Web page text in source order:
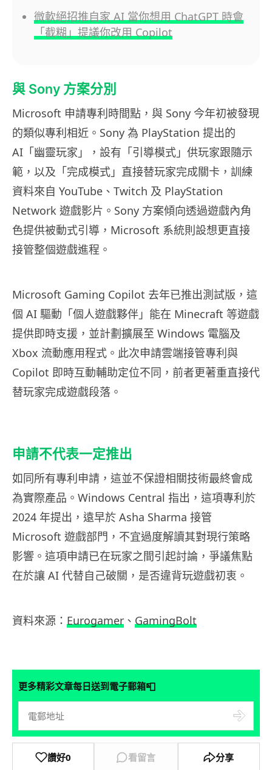
微軟絕招推自家 AI 當你想用 ChatGPT 時會
「截糊」提議你改用 Copilot
與 Sony 方案分別
Microsoft 申請專利時間點，與 Sony 今年初被發現
的類似專利相近。Sony 為 PlayStation 提出的
AI「幽靈玩家」，設有「引導模式」供玩家跟隨示
範，以及「完成模式」直接替玩家完成關卡，訓練
資料來自 YouTube、Twitch 及 PlayStation
Network 遊戲影片。Sony 方案傾向透過遊戲內角
色提供被動式引導，Microsoft 系統則設想更直接
接管整個遊戲進程。
Microsoft Gaming Copilot 去年已推出測試版，這
個 AI 驅動「個人遊戲夥伴」能在 Minecraft 等遊戲
提供即時支援，並計劃擴展至 Windows 電腦及
Xbox 流動應用程式。此次申請雲端接管專利與
Copilot 即時互動輔助定位不同，前者更著重直接代
替玩家完成遊戲段落。
申請不代表一定推出
如同所有專利申請，這並不保證相關技術最終會成
為實際產品。Windows Central 指出，這項專利於
2024 年提出，遠早於 Asha Sharma 接管
Microsoft 遊戲部門，不宜過度解讀其對現行策略
影響。這項申請已在玩家之間引起討論，爭議焦點
在於讓 AI 代替自己破關，是否違背玩遊戲初衷。
資料來源： Eurogamer 、 GamingBolt
更多精彩文章每日送到電子郵箱📮
讚好0 看留言 分享